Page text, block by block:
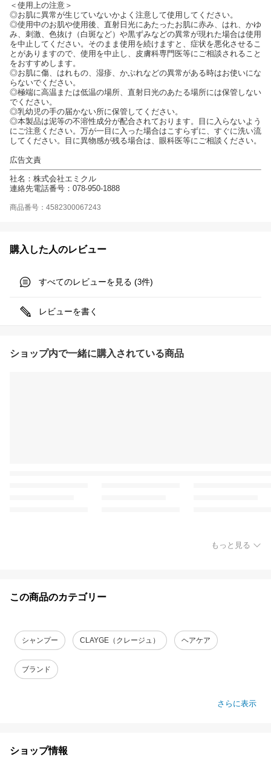
＜使用上の注意＞
◎お肌に異常が生じていないかよく注意して使用してください。
◎使用中のお肌や使用後、直射日光にあたったお肌に赤み、はれ、かゆ
み、刺激、色抜け（白斑など）や黒ずみなどの異常が現れた場合は使用
を中止してください。そのまま使用を続けますと、症状を悪化させるこ
とがありますので、使用を中止し、皮膚科専門医等にご相談されること
をおすすめします。
◎お肌に傷、はれもの、湿疹、かぶれなどの異常がある時はお使いにな
らないでください。
◎極端に高温または低温の場所、直射日光のあたる場所には保管しない
でください。
◎乳幼児の手の届かない所に保管してください。
◎本製品は泥等の不溶性成分が配合されております。目に入らないよう
にご注意ください。万が一目に入った場合はこすらずに、すぐに洗い流
してください。目に異物感が残る場合は、眼科医等にご相談ください。
広告文責
社名：株式会社エミクル
連絡先電話番号：078-950-1888
商品番号：4582300067243
購入した人のレビュー
すべてのレビューを見る (3件)
レビューを書く
ショップ内で一緒に購入されている商品
もっと見る
この商品のカテゴリー
シャンプー CLAYGE（クレージュ） ヘアケア
ブランド
さらに表示
ショップ情報